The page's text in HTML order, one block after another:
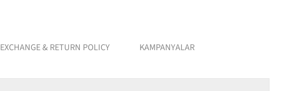
EXCHANGE & RETURN POLICY KAMPANYALAR